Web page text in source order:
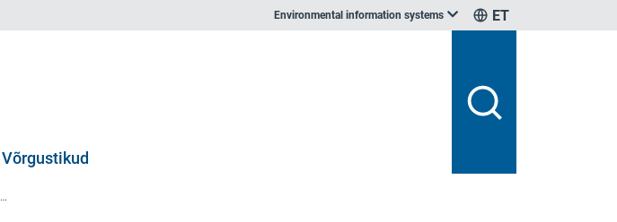
Environmental information systems ET
Võrgustikud
Veekindlad linnad: Linnade kliimamuutustele vastupanu võime suurendamine sademevee parema majandamise kaudu